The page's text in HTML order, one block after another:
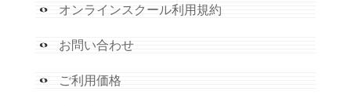
オンラインスクール利用規約
お問い合わせ
ご利用価格